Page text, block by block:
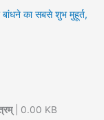
का सबसे शुभ मुहूर्त,
| 0.00 KB